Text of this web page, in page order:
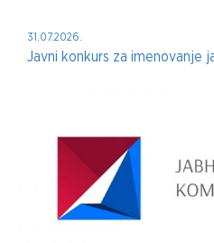
31.07.2026.
Javni konkurs za imenovanje